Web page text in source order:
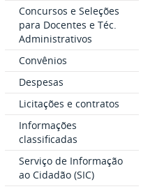
Concursos e Seleções
para Docentes e Téc.
Administrativos
Convênios
Despesas
Licitações e contratos
Informações
classificadas
Serviço de Informação
ao Cidadão (SIC)